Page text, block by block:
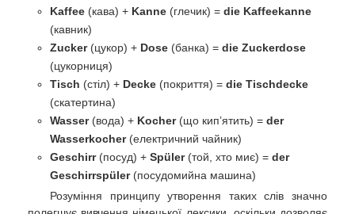
Kaffee (кава) + Kanne (глечик) = die Kaffeekanne
(кавник)
Zucker(цукор) + Dose (банка) = die Zuckerdose
(цукорниця)
Tisch (стіл) + Decke (покриття) = die Tischdecke
(скатертина)
Wasser(вода) + Kocher(що кип’ятить) = der
Wasserkocher(електричний чайник)
Geschirr(посуд) + Spüler(той, хто миє) = der
Geschirrspüler(посудомийна машина)
Розуміння принципу утворення таких слів значно